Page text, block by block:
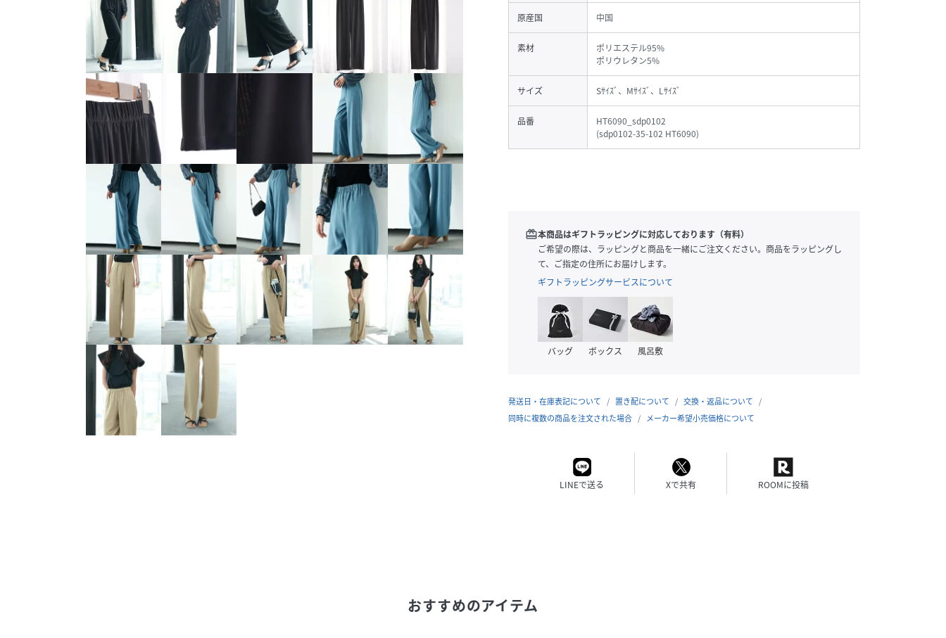
原産国 中国
素材
ポリエステル95%
ポリウレタン5%
サイズ Sｻｲｽﾞ、Mｻｲｽﾞ、Lｻｲｽﾞ
品番
HT6090_sdp0102
(sdp0102-35-102 HT6090)
redeem本商品はギフトラッピングに対応しております（有料）
ご希望の際は、ラッピングと商品を一緒にご注文ください。商品をラッピングし
て、ご指定の住所にお届けします。
ギフトラッピングサービスについて
バッグ ボックス 風呂敷
発送日・在庫表記について 置き配について
交換・返品について
同時に複数の商品を注文された場合
メーカー希望小売価格について
LINEで送る Xで共有 ROOMに投稿
おすすめのアイテム